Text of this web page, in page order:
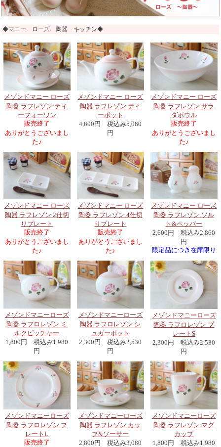
◆マニー ローズ 陶器 キッチン◆
メゾンドマニー ローズ
陶器 ラフレゾン ティ
ーフォーワン
販売終了
ありがとうございまし
た♪
メゾンドマニー ローズ
陶器 ラフレゾン ティ
ーポット
4,600円 税込み5,060
円
メゾンドマニー ローズ
陶器 ラフレゾン サラ
ダボウル
販売終了
ありがとうございまし
た♪
メゾンドマニー ローズ
陶器 ラフレゾン 2仕切
りプレート
販売終了
ありがとうございまし
た♪
メゾンドマニー ローズ
陶器 ラフレゾン 4仕切
りプレート
販売終了
ありがとうございまし
た♪
メゾンドマニー ローズ
陶器 ラフレゾン ソル
ト&ペッパー
2,600円 税込み2,860
円
限定品につき在庫限り
メゾンドマニーローズ
陶器 ラフロレゾン ミ
ルクピッチャー
1,800円 税込み1,980
円
メゾンドマニーローズ
陶器 ラフロレゾン シ
ュガーポット
2,300円 税込み2,530
円
メゾンドマニーローズ
陶器 ラフロレゾン プ
レートS
2,300円 税込み2,530
円
メゾンドマニーローズ
陶器 ラフロレゾン プ
レートL
販売終了
メゾンドマニーローズ
陶器 ラフレゾン カッ
プ&ソーサー
2,800円 税込み3,080
メゾンドマニーローズ
陶器 ラフレゾン マグ
カップ
1,800円 税込み1,980